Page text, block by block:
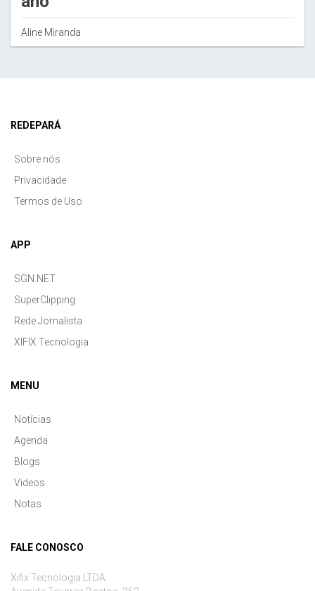
Aline Miranda
REDEPARÁ
Sobre nós
Privacidade
Termos de Uso
APP
SGN.NET
SuperClipping
Rede Jornalista
XIFIX Tecnologia
MENU
Notícias
Agenda
Blogs
Videos
Notas
FALE CONOSCO
Xifix Tecnologia LTDA.